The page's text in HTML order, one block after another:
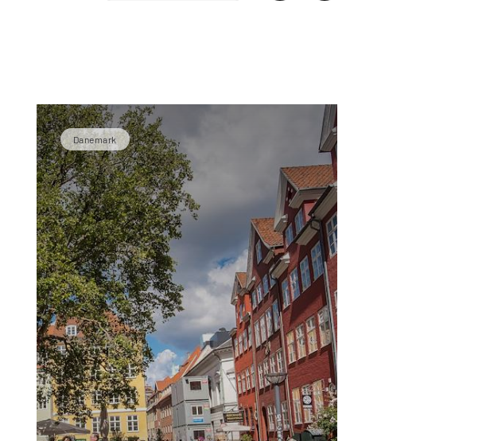
Danemark